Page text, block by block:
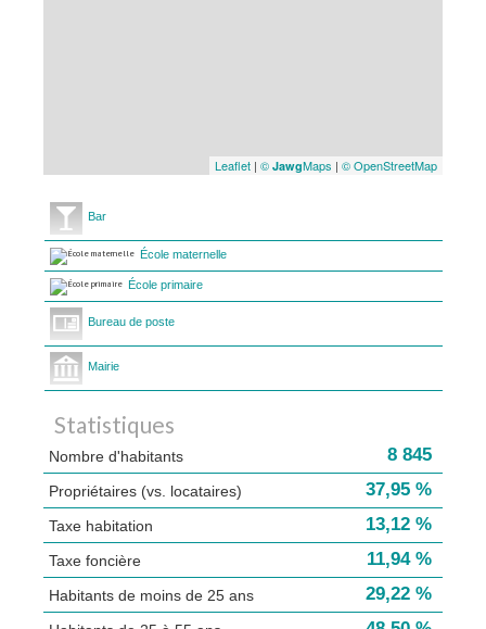
Leaflet | © JawgMaps | © OpenStreetMap
Bar
École maternelle
École primaire
Bureau de poste
Mairie
Statistiques
Nombre d'habitants 8 845
Propriétaires (vs. locataires) 37,95 %
Taxe habitation 13,12 %
Taxe foncière 11,94 %
Habitants de moins de 25 ans 29,22 %